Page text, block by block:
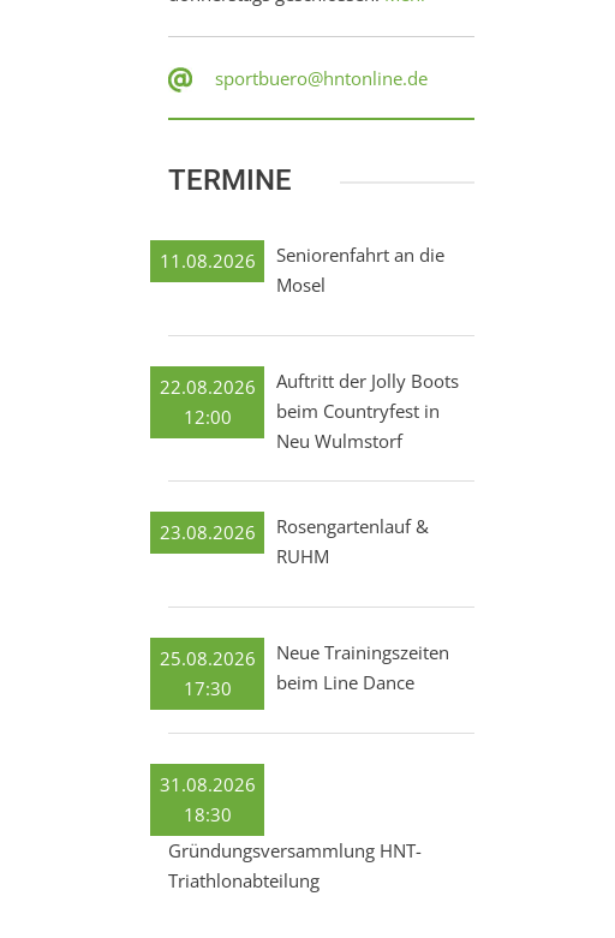
sportbuero@hntonline.de
TERMINE
11.08.2026
Seniorenfahrt an die
Mosel
22.08.2026
12:00
Auftritt der Jolly Boots
beim Countryfest in
Neu Wulmstorf
23.08.2026
Rosengartenlauf &
RUHM
25.08.2026
17:30
Neue Trainingszeiten
beim Line Dance
31.08.2026
18:30
Gründungsversammlung HNT-
Triathlonabteilung